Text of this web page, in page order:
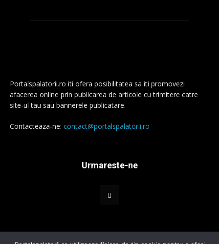
Portalspalatorii.ro iti ofera posibilitatea sa iti promovezi
afacerea online prin publicarea de articole cu trimitere catre
site-ul tau sau bannerele publicatare.
Contacteaza-ne: contact@portalspalatorii.ro
Urmareste-ne